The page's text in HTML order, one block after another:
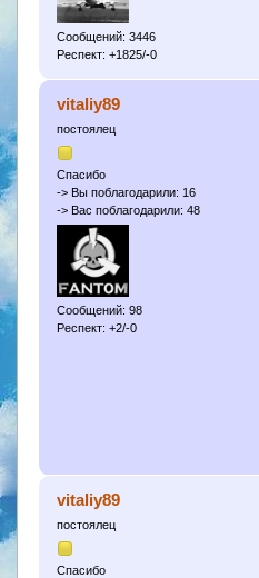
Сообщений: 3446
Респект: +1825/-0
vitaliy89
постоялец
Спасибо
-> Вы поблагодарили: 16
-> Вас поблагодарили: 48
Сообщений: 98
Респект: +2/-0
vitaliy89
постоялец
Спасибо